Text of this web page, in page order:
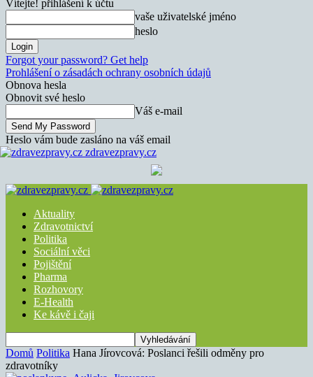
Vítejte! přihlášení k účtu
vaše uživatelské jméno
heslo
Forgot your password? Get help
Prohlášení o zásadách ochrany osobních údajů
Obnova hesla
Obnovit své heslo
Váš e-mail
Heslo vám bude zasláno na váš email
zdravezpravy.cz
Aktuality
Zdravotnictví
Politika
Sociální věci
Pojištění
Pharma
Rozhovory
E-Health
Ke kávě i čaji
Domů Politika Hana Jírovcová: Poslanci řešili odměny pro
zdravotníky